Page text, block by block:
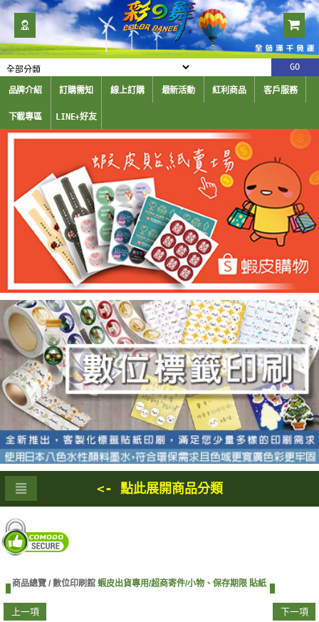
品牌介紹 訂購需知 線上訂購 最新活動 紅利商品 客戶服務
下載專區 LINE+好友
<- 點此展開商品分類
商品總覽 / 數位印刷館 蝦皮出貨專用/超商寄件/小物、保存期限 貼紙
上一項 下一項